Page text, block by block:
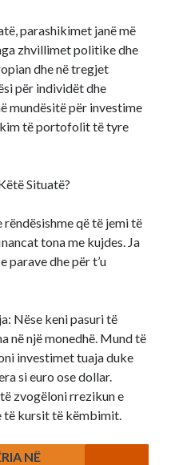
parashikimet janë më
zhvillimet politike dhe
dhe në tregjet
për individët dhe
mundësitë për investime
të portofolit të tyre
Situatë?
që të jemi të
tona me kujdes. Ja
parave dhe për t’u
Nëse keni pasuri të
në një monedhë. Mund të
investimet tuaja duke
si euro ose dollar.
zvogëloni rrezikun e
të kursit të këmbimit.
NË